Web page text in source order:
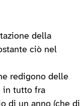
della
ciò nel
redigono delle
in tutto fra